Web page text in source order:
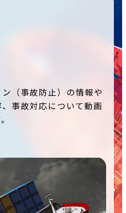
（事故防止）の情報や
事故対応について動画